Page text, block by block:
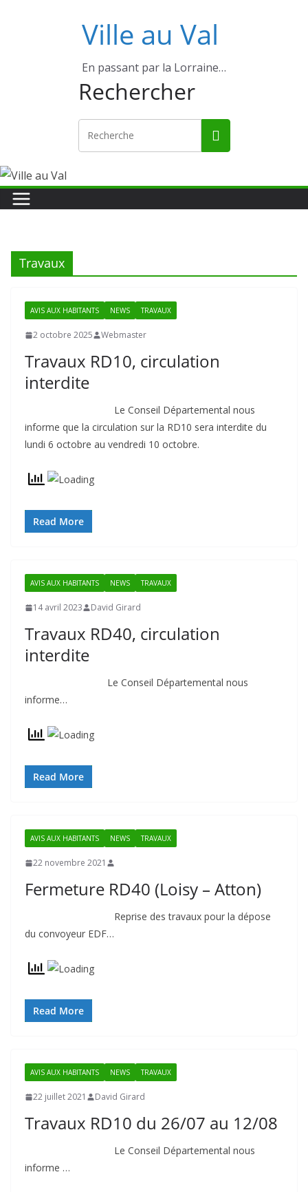
Ville au Val
En passant par la Lorraine…
Rechercher
Travaux
AVIS AUX HABITANTS NEWS TRAVAUX
2 octobre 2025 Webmaster
Travaux RD10, circulation
interdite
Le Conseil Départemental nous
informe que la circulation sur la RD10 sera interdite du
lundi 6 octobre au vendredi 10 octobre.
Read More
AVIS AUX HABITANTS NEWS TRAVAUX
14 avril 2023 David Girard
Travaux RD40, circulation
interdite
Le Conseil Départemental nous
informe…
Read More
AVIS AUX HABITANTS NEWS TRAVAUX
22 novembre 2021
Fermeture RD40 (Loisy – Atton)
Reprise des travaux pour la dépose
du convoyeur EDF…
Read More
AVIS AUX HABITANTS NEWS TRAVAUX
22 juillet 2021 David Girard
Travaux RD10 du 26/07 au 12/08
Le Conseil Départemental nous
informe …